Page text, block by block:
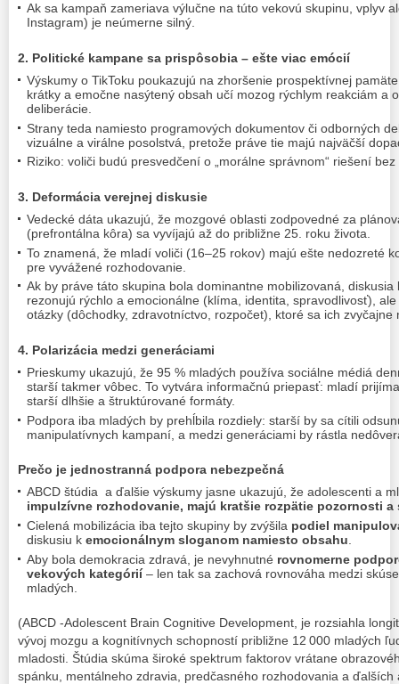
Ak sa kampaň zameriava výlučne na túto vekovú skupinu, vplyv
Instagram) je neúmerne silný.
2. Politické kampane sa prispôsobia – ešte viac emócií
Výskumy o TikToku poukazujú na zhoršenie prospektívnej
krátky a emočne nasýtený obsah učí mozog rýchlym reakciám a
deliberácie.
Strany teda namiesto programových dokumentov či odborných
vizuálne a virálne posolstvá, pretože práve tie majú najväčší
Riziko: voliči budú presvedčení o „morálne správnom“ riešení
3. Deformácia verejnej diskusie
Vedecké dáta ukazujú, že mozgové oblasti zodpovedné za
(prefrontálna kôra) sa vyvíjajú až do približne 25. roku života.
To znamená, že mladí voliči (16–25 rokov) majú ešte nedozreté
pre vyvážené rozhodovanie.
Ak by práve táto skupina bola dominantne mobilizovaná,
rezonujú rýchlo a emocionálne (klíma, identita, spravodlivosť),
otázky (dôchodky, zdravotníctvo, rozpočet), ktoré sa ich zvyčajne
4. Polarizácia medzi generáciami
Prieskumy ukazujú, že 95 % mladých používa sociálne médiá
starší takmer vôbec. To vytvára informačnú priepasť: mladí
starší dlhšie a štruktúrované formáty.
Podpora iba mladých by prehĺbila rozdiely: starší by sa cítili
manipulatívnych kampaní, a medzi generáciami by rástla
Prečo je jednostranná podpora nebezpečná
ABCD štúdia a ďalšie výskumy jasne ukazujú, že adolescenti a
impulzívne rozhodovanie, majú kratšie rozpätie pozornosti
Cielená mobilizácia iba tejto skupiny by zvýšila podiel
diskusiu k emocionálnym sloganom namiesto obsahu
Aby bola demokracia zdravá, je nevyhnutné rovnomerne
vekových kategórií– len tak sa zachová rovnováha medzi
mladých.
(ABCD -Adolescent Brain Cognitive Development, je rozsiahla
vývoj mozgu a kognitívnych schopností približne 12 000 mladých
mladosti. Štúdia skúma široké spektrum faktorov vrátane
spánku, mentálneho zdravia, predčasného rozhodovania a